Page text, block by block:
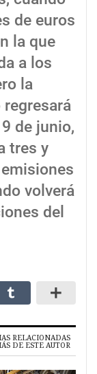
de euros
la que
a los
la
regresará
de junio,
tres y
volverá
del
RELACIONADAS
DE ESTE AUTOR